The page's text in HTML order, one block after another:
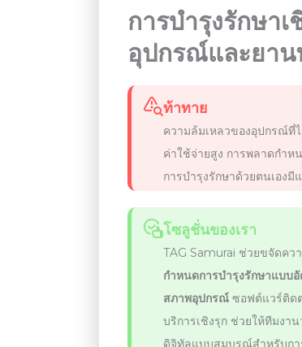
การบำรุงรักษา
อุปกรณ์และยา
ท้าทาย
ความล้มเหลวของอุปกรณ์ที่
ค่าใช้จ่ายสูง การพลาดกำ
การบำรุงรักษาด้วยตนเอง
โซลูชั่นของเรา
TAG Samurai ช่วยขจัดคว
กำหนดการบำรุงรักษาแบบ
สภาพอุปกรณ์ ซอฟต์แวร์ติด
บริการเชิงรุก ช่วยให้ทีมงา
ดิจิทัลแบบสมบูรณ์สำหรับก